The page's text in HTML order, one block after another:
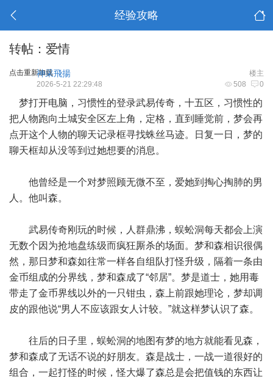
经验攻略
转帖：爱情
点击重新加载 楼主
神采飛揚
508 0
2026-5-21 22:29:48
梦打开电脑，习惯性的登录武易传奇，十五区，习惯性的
把人物跑向土城安全区左上角，定格，直到睡觉前，梦会再
点开这个人物的聊天记录框寻找蛛丝马迹。日复一日，梦的
聊天框却从没等到过她想要的消息。
他曾经是一个对梦照顾无微不至，爱她到掏心掏肺的男
人。他叫森。
武易传奇刚玩的时候，人群鼎沸，蜈蚣洞每天都会上演
无数个因为抢地盘练级而疯狂厮杀的场面。梦和森相识很偶
然，那日梦和森如往常一样各自组队打怪升级，隔着一条由
金币组成的分界线，梦和森成了“邻居”。梦是道士，她用毒
带走了金币界线以外的一只钳虫，森上前跟她理论，梦却调
皮的跟他说“男人不应该跟女人计较。”就这样梦认识了森。
往后的日子里，蜈蚣洞的地图有梦的地方就能看见森，
梦和森成了无话不说的好朋友。森是战士，一战一道很好的
组合，一起打怪的时候，怪大爆了森总是会把值钱的东西让